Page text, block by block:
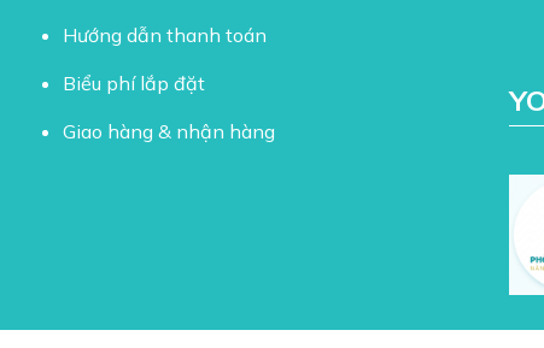
Hướng dẫn thanh toán
Biểu phí lắp đặt
Giao hàng & nhận hàng